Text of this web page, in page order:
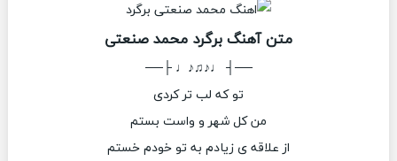
متن آهنگ برگرد محمد صنعتی
──┤ ♩♪♫♪♩ ├──
تو که لب تر کردی
من کل شهر و واست بستم
از علاقه ی زیادم به تو خودم خستم